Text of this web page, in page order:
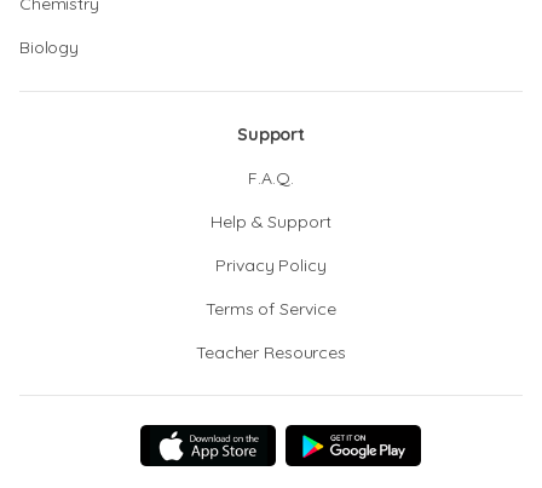
Biology
Support
F.A.Q.
Help & Support
Privacy Policy
Terms of Service
Teacher Resources